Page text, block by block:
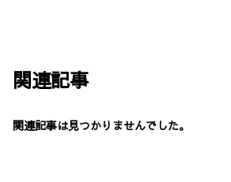
関連記事
関連記事は見つかりませんでした。